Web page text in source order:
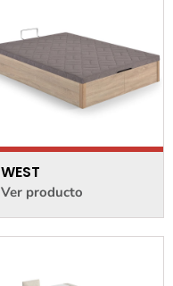
WEST
Ver producto